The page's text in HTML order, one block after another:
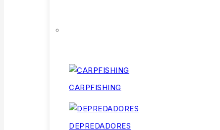
CARPFISHING
DEPREDADORES